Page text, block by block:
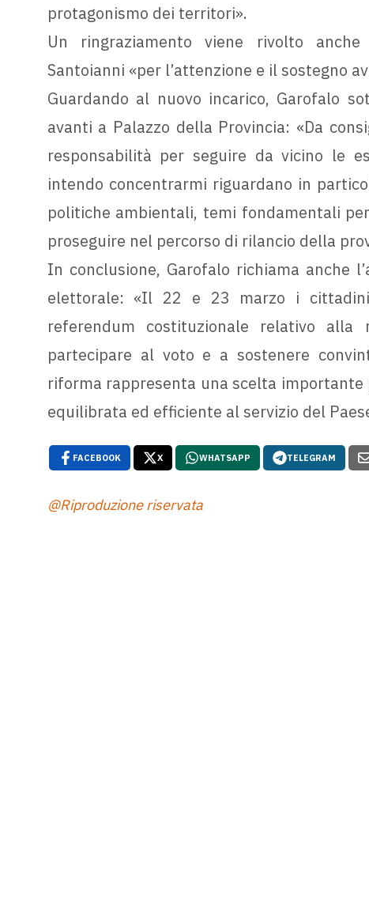
protagonismo dei territori».
Un ringraziamento viene rivolto
Santoianni «per l’attenzione e il sostegno
Guardando al nuovo incarico, Garofalo
avanti a Palazzo della Provincia: «Da
responsabilità per seguire da vicino le
intendo concentrarmi riguardano in
politiche ambientali, temi fondamentali
proseguire nel percorso di rilancio della
In conclusione, Garofalo richiama anche
elettorale: «Il 22 e 23 marzo i
referendum costituzionale relativo
partecipare al voto e a sostenere
riforma rappresenta una scelta
equilibrata ed efficiente al servizio del
FACEBOOK X WHATSAPP TELEGRAM
@Riproduzione riservata